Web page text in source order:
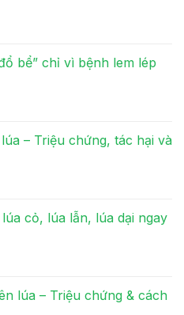
bể” chỉ vì bệnh lem lép
– Triệu chứng, tác hại và
cỏ, lúa lẫn, lúa dại ngay
lúa – Triệu chứng & cách